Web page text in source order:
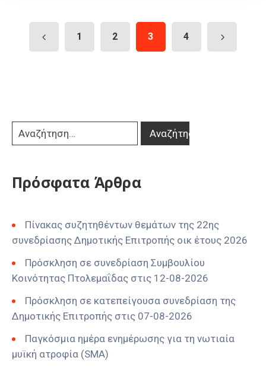
1 2 3 4
Πρόσφατα Άρθρα
Πίνακας συζητηθέντων θεμάτων της 22ης
συνεδρίασης Δημοτικής Επιτροπής οικ έτους 2026
Πρόσκληση σε συνεδρίαση Συμβουλίου
Κοινότητας Πτολεμαΐδας στις 12-08-2026
Πρόσκληση σε κατεπείγουσα συνεδρίαση της
Δημοτικής Επιτροπής στις 07-08-2026
Παγκόσμια ημέρα ενημέρωσης για τη νωτιαία
μυϊκή ατροφία (SMA)